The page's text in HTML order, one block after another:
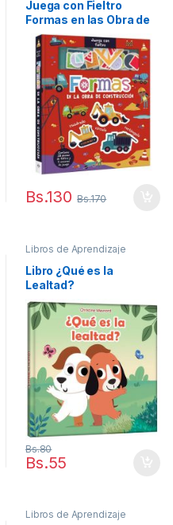
Juega con Fieltro
Formas en las Obra de
Construcción
Bs.130 Bs.170
Libros de Aprendizaje
Libro ¿Qué es la
Lealtad?
Bs.55
Bs.80
Libros de Aprendizaje